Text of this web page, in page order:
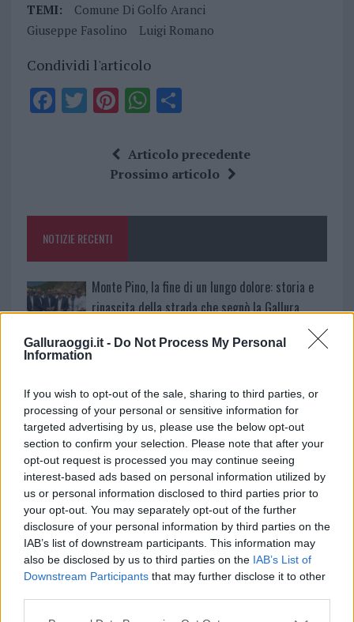
Galluraoggi.it - Do Not Process My Personal
Information
If you wish to opt-out of the sale, sharing to third parties, or
processing of your personal or sensitive information for
targeted advertising by us, please use the below opt-out
section to confirm your selection. Please note that after your
opt-out request is processed you may continue seeing
interest-based ads based on personal information utilized by
us or personal information disclosed to third parties prior to
your opt-out. You may separately opt-out of the further
disclosure of your personal information by third parties on the
IAB’s list of downstream participants. This information may
also be disclosed by us to third parties on the IAB’s List of
Downstream Participants that may further disclose it to other
TEMI:
Comune Di Golfo Aranci
Giuseppe Fasolino
Luigi Romano
Condividi l'articolo
F
o
k
T Pi
te
re
W
at
s
p
S
a
re
Articolo precedente
Prossimo articolo
NOTIZIE RECENTI
Monte Pino, la fine di un lungo dolore: storia e
rinascita della strada che segnò la Gallura
Raid nelle campagne di Berchidda, rischio per
Monte Pino, via i cancelli del cantiere: la Gallura
ritrova la strada
Nuovi stalli residenti a Palau, il Comune
completa l’iter
Film internazionale, casting per comparse in
Costa Smeralda